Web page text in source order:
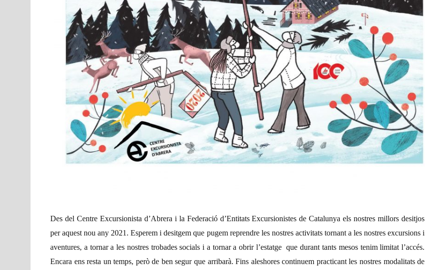
Des del Centre Excursionista d’Abrera i la Federació d’Entitats Excursionistes de Catalunya els nostres millors desitjos
per aquest nou any 2021. Esperem i desitgem que pugem reprendre les nostres activitats tornant a les nostres excursions i
aventures, a tornar a les nostres trobades socials i a tornar a obrir l’estatge que durant tants mesos tenim limitat l’accés.
Encara ens resta un temps, però de ben segur que arribarà. Fins aleshores continuem practicant les nostres modalitats de